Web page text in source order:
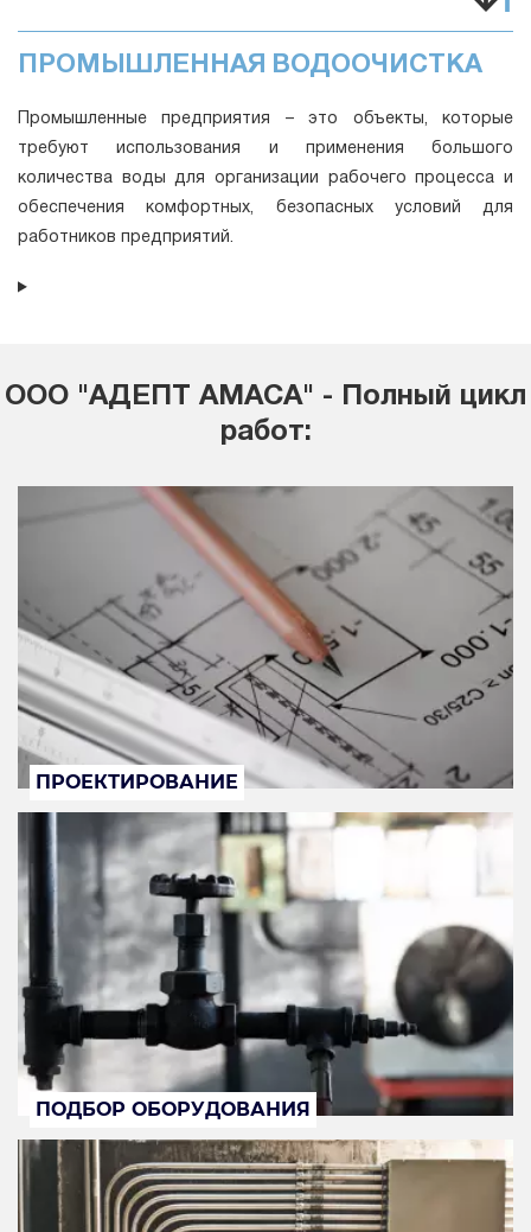
ПРОМЫШЛЕННАЯ ВОДООЧИСТКА
Промышленные предприятия – это объекты, которые
требуют использования и применения большого
количества воды для организации рабочего процесса и
обеспечения комфортных, безопасных условий для
работников предприятий.
ООО "АДЕПТ АМАСА" - Полный цикл
работ:
ПРОЕКТИРОВАНИЕ
ПОДБОР ОБОРУДОВАНИЯ